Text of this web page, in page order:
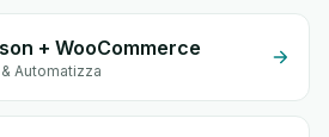
+ WooCommerce
Automatizza